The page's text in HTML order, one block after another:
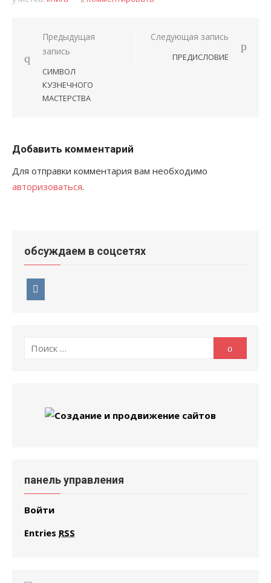
Навигация
по
записям
Предыдущая
запись
СИМВОЛ
КУЗНЕЧНОГО
МАСТЕРСТВА
Следующая запись
ПРЕДИСЛОВИЕ
Добавить комментарий
Для отправки комментария вам необходимо
авторизоваться.
обсуждаем в соцсетях
Поиск
Поиск
панель управления
Войти
Entries RSS